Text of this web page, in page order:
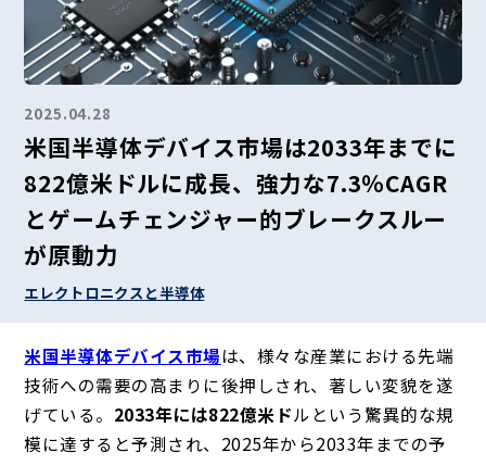
2025.04.28
米国半導体デバイス市場は2033年までに
822億米ドルに成長、強力な7.3％CAGR
とゲームチェンジャー的ブレークスルー
が原動力
エレクトロニクスと半導体
米国半導体デバイス市場は、様々な産業における先端
技術への需要の高まりに後押しされ、著しい変貌を遂
げている。 2033年には822億米ドルという驚異的な規
模に達すると予測され、2025年から2033年までの予